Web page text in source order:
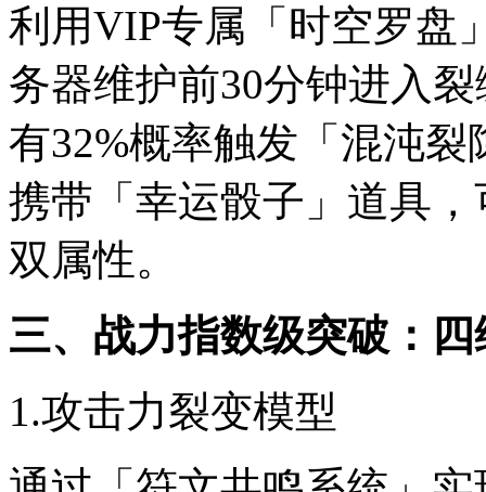
利用VIP专属「时空罗盘
务器维护前30分钟进入
有32%概率触发「混沌
携带「幸运骰子」道具
双属性。
三、战力指数级突破：
1.攻击力裂变模型